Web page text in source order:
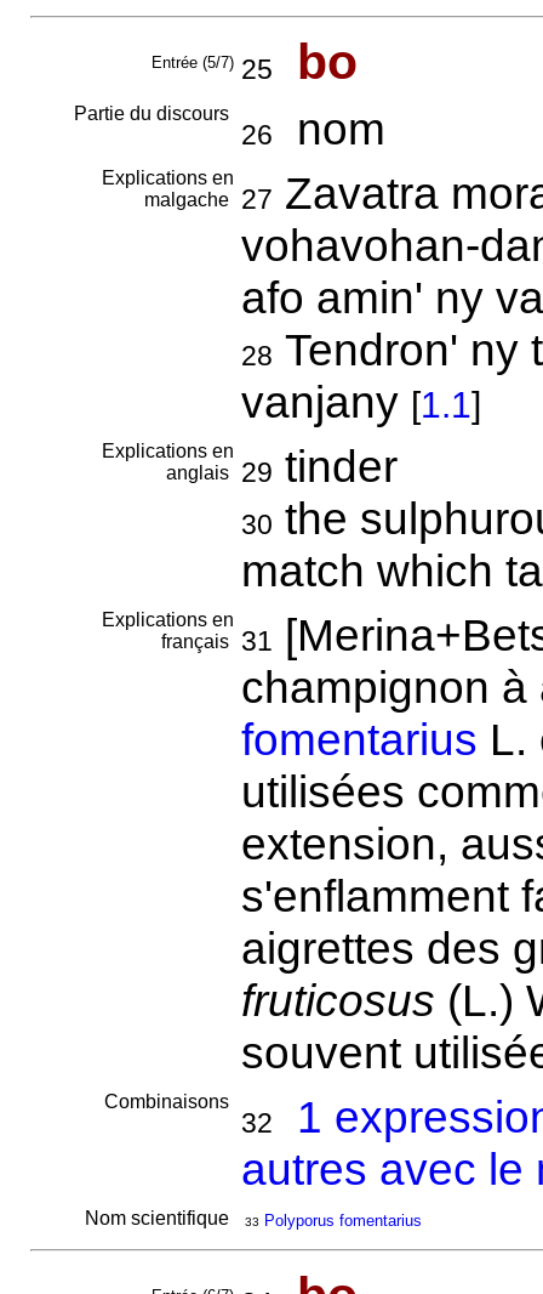
Entrée (5/7) 25 bo
Partie du discours
26 nom
Explications en
malgache
27 Zavatra
vohavohan-
afo amin' ny
28 Tendron' ny
vanjany [1.1]
Explications en
anglais
29 tinder
30 the
match which
Explications en
français
31
champignon
fomentarius L.
utilisées
extension,
s'enflamment
aigrettes des
fruticosus (L.)
souvent
Combinaisons
32
1
autres avec le
Nom scientifique 33 Polyporus fomentarius